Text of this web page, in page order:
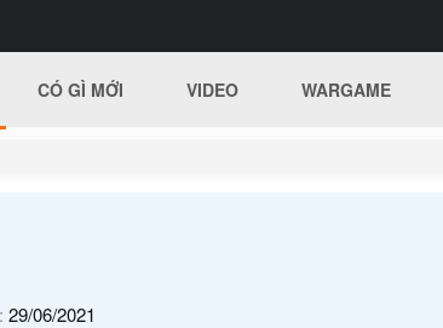
CÓ GÌ MỚI VIDEO WARGAME
29/06/2021